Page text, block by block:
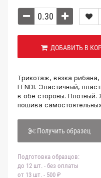
ДОБАВИТЬ В
Трикотаж, вязка рибана,
FENDI. Эластичный,
в обе стороны. Плотный.
пошива
Получить образец
Подготовка образцов:
до 12 шт. - без оплаты
от 13 шт. - 500 ₽